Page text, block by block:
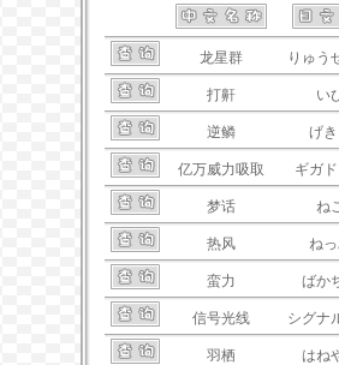
龙星群 りゅう
打鼾 い
逆鳞 げ
亿万威力吸取 ギガ
梦话 ね
热风 ね
蛮力 ばか
信号光线 シグナ
羽栖 はね